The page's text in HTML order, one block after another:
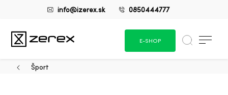
info@izerex.sk 0850444777
E-SHOP
Šport